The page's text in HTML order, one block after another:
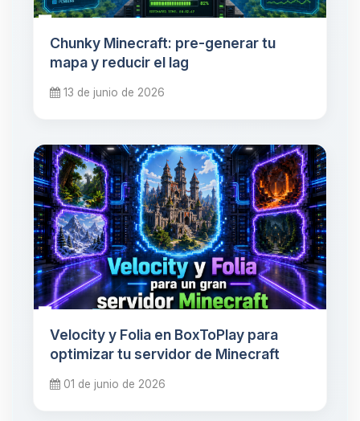
Chunky Minecraft: pre-generar tu
mapa y reducir el lag
13 de junio de 2026
Velocity y Folia en BoxToPlay para
optimizar tu servidor de Minecraft
01 de junio de 2026